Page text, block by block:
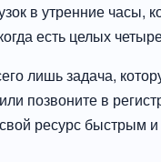
в утренние часы,
есть целых
лишь задача,
позвоните в
ресурс быстрым